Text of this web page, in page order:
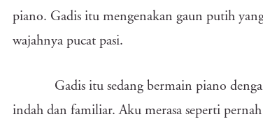
piano. Gadis itu mengenakan gaun putih
wajahnya pucat pasi.
Gadis itu sedang bermain piano
indah dan familiar. Aku merasa seperti